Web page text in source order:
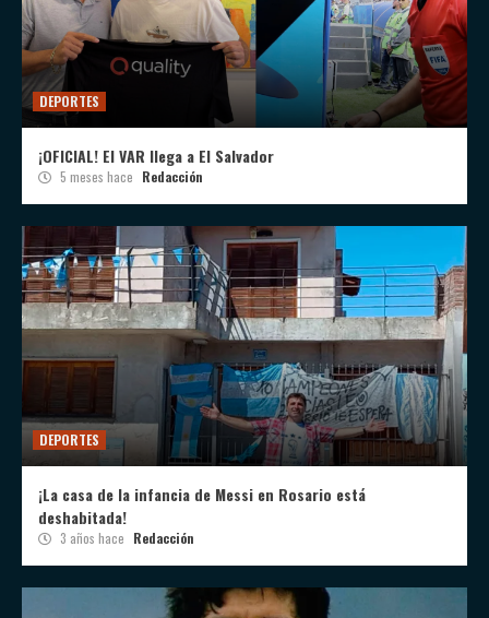
DEPORTES
¡OFICIAL! El VAR llega a El Salvador
5 meses hace Redacción
DEPORTES
¡La casa de la infancia de Messi en Rosario está
deshabitada!
3 años hace Redacción